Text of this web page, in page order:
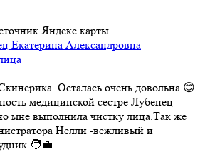
Яндекс карты
Екатерина Александровна
.Осталась очень довольна 😊
медицинской сестре Лубенец
мне выполнила чистку лица.Так же
Нелли -вежливый и
🧑‍💼